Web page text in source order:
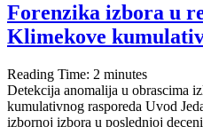
Forenzika izbora u
Klimekove
Reading Time: 2 minutes
Detekcija anomalija u obrascima
kumulativnog rasporeda Uvod
izbornoj izbora u poslednjoj